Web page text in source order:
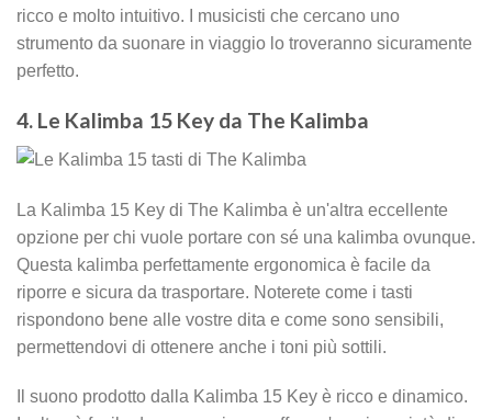
ricco e molto intuitivo. I musicisti che cercano uno
strumento da suonare in viaggio lo troveranno sicuramente
perfetto.
4. Le Kalimba 15 Key da The Kalimba
La Kalimba 15 Key di The Kalimba è un'altra eccellente
opzione per chi vuole portare con sé una kalimba ovunque.
Questa kalimba perfettamente ergonomica è facile da
riporre e sicura da trasportare. Noterete come i tasti
rispondono bene alle vostre dita e come sono sensibili,
permettendovi di ottenere anche i toni più sottili.
Il suono prodotto dalla Kalimba 15 Key è ricco e dinamico.